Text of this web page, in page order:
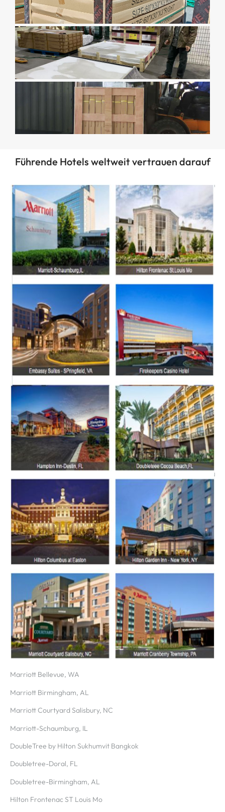
Führende Hotels weltweit vertrauen darauf
Marriott Bellevue, WA
Marriott Birmingham, AL
Marriott Courtyard Salisbury, NC
Marriott-Schaumburg, IL
DoubleTree by Hilton Sukhumvit Bangkok
Doubletree-Doral, FL
Doubletree-Birmingham, AL
Hilton Frontenac ST Louis Mo